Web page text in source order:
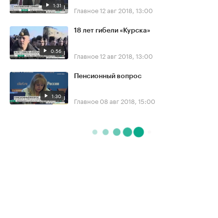
1:31 Главное12 авг 2018, 13:00
0:56
18 лет гибели «Курска»
Главное12 авг 2018, 13:00
1:30
Пенсионный вопрос
Главное 08 авг 2018, 15:00